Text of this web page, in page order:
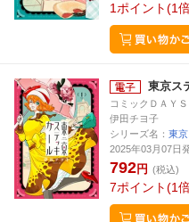
1 ポイント 1
東京ス
コミックＤＡＹＳ
伊田チヨ子
シリーズ名： 東
2025年03月07日
792円 (税込)
7ポイント 1